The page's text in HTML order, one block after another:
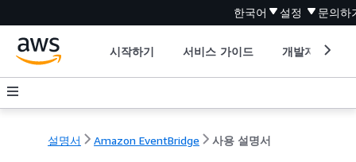
한국어 설정 문의하
시작하기 서비스 가이드 개발자 도구
설명서 Amazon EventBridge 사용 설명서